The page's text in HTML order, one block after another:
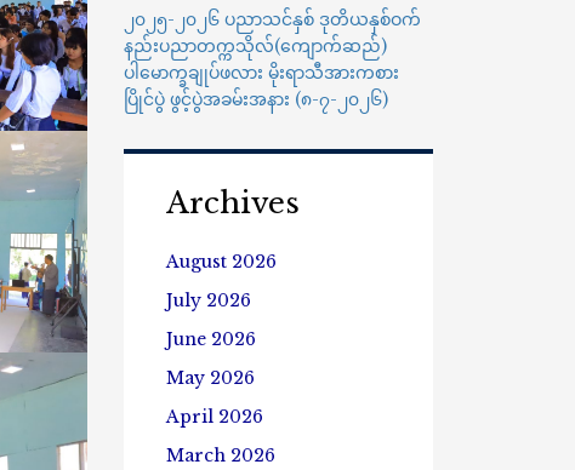
၂၀၂၅-၂၀၂၆ ပညာသင်နှစ် ဒုတိယနှစ်ဝက်
နည်းပညာတက္ကသိုလ်(ကျောက်ဆည်)
ပါမောက္ခချုပ်ဖလား မိုးရာသီအားကစား
ပြိုင်ပွဲ ဖွင့်ပွဲအခမ်းအနား (၈-၇-၂၀၂၆)
Archives
August 2026
July 2026
June 2026
May 2026
April 2026
March 2026